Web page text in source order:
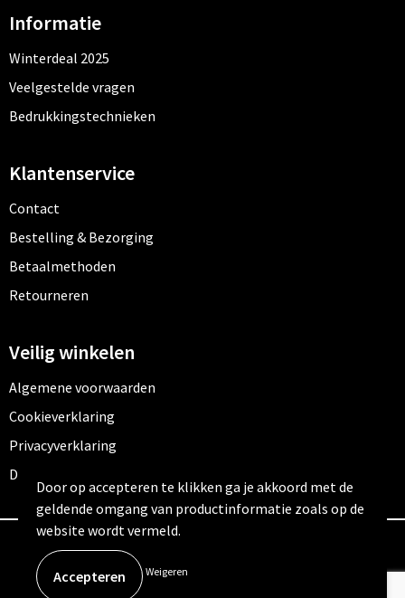
Informatie
Winterdeal 2025
Veelgestelde vragen
Bedrukkingstechnieken
Klantenservice
Contact
Bestelling & Bezorging
Betaalmethoden
Retourneren
Veilig winkelen
Algemene voorwaarden
Cookieverklaring
Privacyverklaring
Disclaimer
© Copyright Outfitters 2026
Door op accepteren te klikken ga je akkoord met de
geldende omgang van productinformatie zoals op de
website wordt vermeld.
Weigeren